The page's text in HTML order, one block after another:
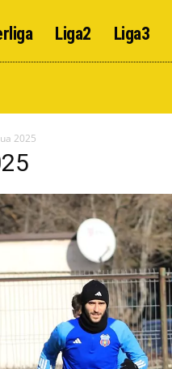
Liga2 Liga3
2025